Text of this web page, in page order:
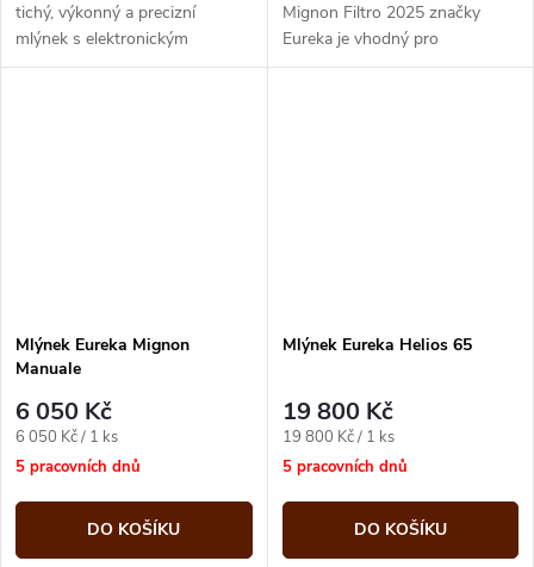
tichý, výkonný a precizní
mlýnek s elektronickým
časovačem a dotykovým
Mignon Filtro 2025 značky
Eureka je vhodný pro
filtrovanou kávu, či frenchpress
Mlýnek Eureka Mignon
Manuale
6 050 Kč
Měrná
cena:
6 050 Kč / 1 ks
5 pracovních dnů
DO KOŠÍKU
Mlýnek Eureka Helios 65
19 800 Kč
Měrná
cena:
19 800 Kč / 1 ks
5 pracovních dnů
DO KOŠÍKU